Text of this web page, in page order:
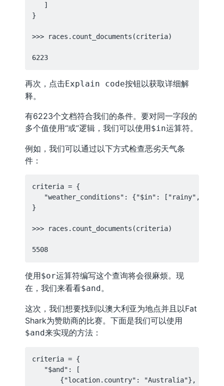
   ]
}
>>> races.count_documents(criteria)
再次，点击Explain code按钮以获取详细解
释。
有6223个文档符合我们的条件。要对同一字段的
多个值使用“或”逻辑，我们可以使用$in运算符。
例如，我们可以通过以下方式检查恶劣天气条
件：
criteria = {
"weather_conditions": {"$in": ["rainy",
}
>>> races.count_documents(criteria)
使用$or运算符编写这个查询将会很麻烦。现
在，我们来看看$and。
这次，我们想要找到以澳大利亚为地点并且以Fat
Shark为赞助商的比赛。下面是我们可以使用
$and来实现的方法：
criteria = {
   "$and": [
       {"location.country": "Australia"},